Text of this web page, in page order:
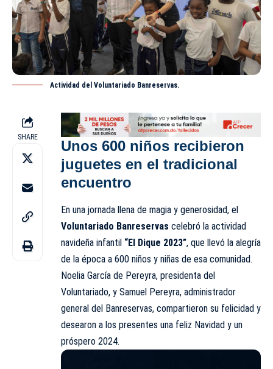
Actividad del Voluntariado Banreservas.
SHARE
Unos 600 niños recibieron
juguetes en el tradicional
encuentro
En una jornada llena de magia y generosidad, el
Voluntariado Banreservas celebró la actividad
navideña infantil “El Dique 2023”, que llevó la alegría
de la época a 600 niños y niñas de esa comunidad.
Noelia García de Pereyra, presidenta del
Voluntariado, y Samuel Pereyra, administrador
general del Banreservas, compartieron su felicidad y
desearon a los presentes una feliz Navidad y un
próspero 2024.